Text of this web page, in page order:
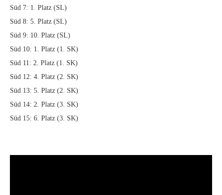
Süd 7: 1. Platz (SL)
Süd 8: 5. Platz (SL)
Süd 9: 10. Platz (SL)
Süd 10: 1. Platz (1. SK)
Süd 11: 2. Platz (1. SK)
Süd 12: 4. Platz (2. SK)
Süd 13: 5. Platz (2. SK)
Süd 14: 2. Platz (3. SK)
Süd 15: 6. Platz (3. SK)